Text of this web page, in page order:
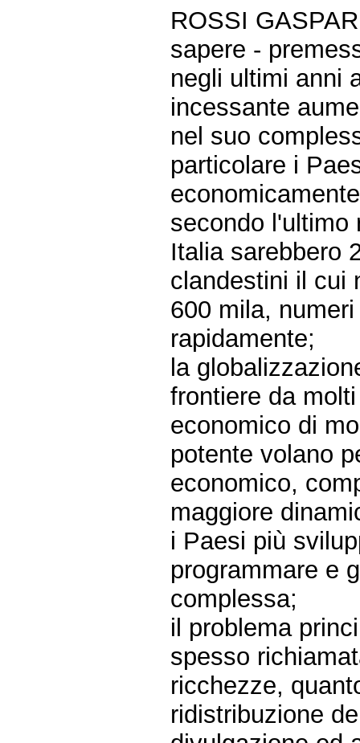
ROSSI
sapere -
negli ultimi anni
incessante
nel suo
particolare i
secondo l'ultimo
Italia sarebbero
clandestini il cui
600 mila,
rapidamente;
la
frontiere da
economico di
potente volano
economico,
maggiore
i Paesi più
programmare e
complessa;
il problema
spesso
ricchezze,
ridistribuzione